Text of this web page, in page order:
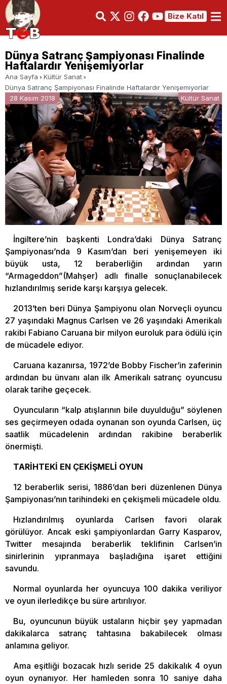
Bize Katıl
Dünya Satranç Şampiyonası Finalinde
Haftalardır Yenişemiyorlar
Ana Sayfa
Kültür Sanat
Dünya Satranç Şampiyonası Finalinde Haftalardır Yenişemiyorlar
28 Kasım 2018
Kültür Sanat
İngiltere’nin başkenti Londra’daki Dünya Satranç
Şampiyonası’nda 9 Kasım’dan beri yenişemeyen iki
büyük usta, 12 beraberliğin ardından yarın
“Armageddon”(Mahşer) adlı finalle sonuçlanabilecek
hızlandırılmış seride karşı karşıya gelecek.
2013’ten beri Dünya Şampiyonu olan Norveçli oyuncu
27 yaşındaki Magnus Carlsen ve 26 yaşındaki Amerikalı
rakibi Fabiano Caruana bir milyon euroluk para ödülü için
de mücadele ediyor.
Caruana kazanırsa, 1972’de Bobby Fischer’in zaferinin
ardından bu ünvanı alan ilk Amerikalı satranç oyuncusu
olarak tarihe geçecek.
Oyuncuların “kalp atışlarının bile duyulduğu” söylenen
ses geçirmeyen odada oynanan son oyunda Carlsen, üç
saatlik mücadelenin ardından rakibine beraberlik
önermişti.
TARİHTEKİ EN ÇEKİŞMELİ OYUN
12 beraberlik serisi, 1886’dan beri düzenlenen Dünya
Şampiyonası’nın tarihindeki en çekişmeli mücadele oldu.
Hızlandırılmış oyunlarda Carlsen favori olarak
görülüyor. Ancak eski şampiyonlardan Garry Kasparov,
Twitter mesajında beraberlik teklifinin Carlsen’in
sinirlerinin yıpranmaya başladığına işaret ettiğini
savundu.
Normal oyunlarda her oyuncuya 100 dakika veriliyor
ve oyun ilerledikçe bu süre artırılıyor.
Bu, oyuncunun büyük ustaların hiçbir şey yapmadan
dakikalarca satranç tahtasına bakabilecek olması
anlamına geliyor.
Ama eşitliği bozacak hızlı seride 25 dakikalık 4 oyun
oyun oynanıyor. Her hamleden sonra 10 saniye daha